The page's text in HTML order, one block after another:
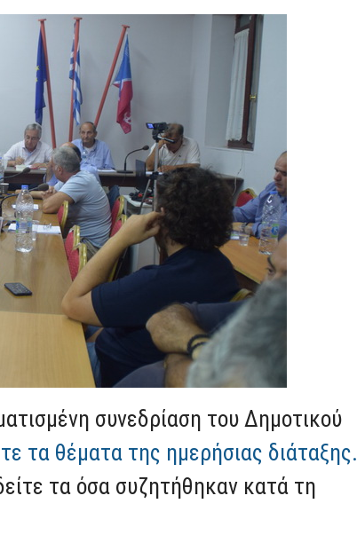
συνεδρίαση του Δημοτικού
τα θέματα της ημερήσιας διάταξης.
τα όσα συζητήθηκαν κατά τη